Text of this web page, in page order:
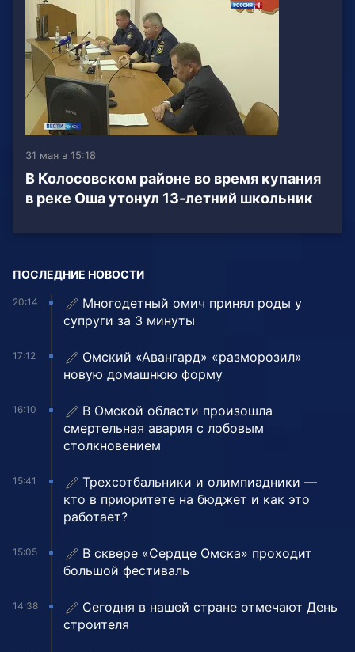
31 мая в 15:18
В Колосовском районе во время купания
в реке Оша утонул 13-летний школьник
ПОСЛЕДНИЕ НОВОСТИ
20:14
Многодетный омич принял роды у
супруги за 3 минуты
17:12
Омский «Авангард» «разморозил»
новую домашнюю форму
16:10
В Омской области произошла
смертельная авария с лобовым
столкновением
15:41
Трехсотбальники и олимпиадники —
кто в приоритете на бюджет и как это
работает?
15:05
В сквере «Сердце Омска» проходит
большой фестиваль
14:38
Сегодня в нашей стране отмечают День
строителя